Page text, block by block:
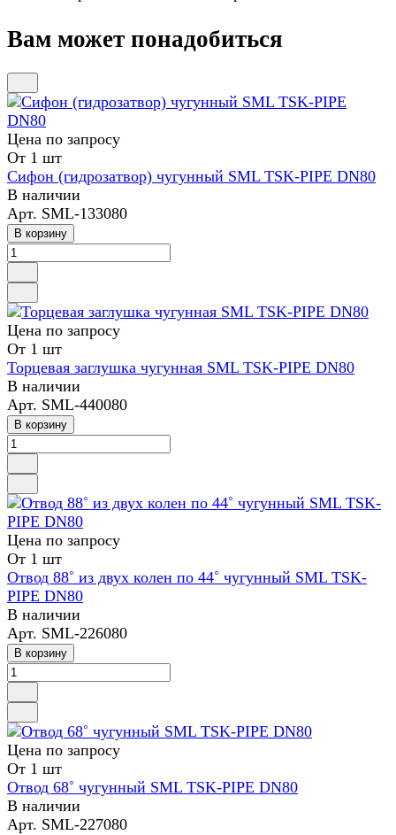
Вам может понадобиться
Цена по запросу
От 1 шт
Сифон (гидрозатвор) чугунный SML TSK-PIPE DN80
В наличии
Арт. SML-133080
В корзину
Цена по запросу
От 1 шт
Торцевая заглушка чугунная SML TSK-PIPE DN80
В наличии
Арт. SML-440080
В корзину
Цена по запросу
От 1 шт
Отвод 88˚ из двух колен по 44˚ чугунный SML TSK-
PIPE DN80
В наличии
Арт. SML-226080
В корзину
Цена по запросу
От 1 шт
Отвод 68˚ чугунный SML TSK-PIPE DN80
В наличии
Арт. SML-227080